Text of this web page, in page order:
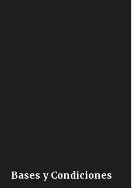
Bases y Condiciones